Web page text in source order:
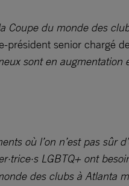
Coupe du monde des
président senior chargé
sont en
où l’on n’est pas sûr
LGBTQ+ ont
des clubs à Atlanta